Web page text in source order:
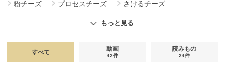
粉チーズ
プロセスチーズ
さけるチーズ
カマンベールチーズ
カッテージチーズ
リコッタチーズ
ブッラータチーズ
パルミジャーノレッジャーノ
パルメザンチーズ
もっと見る
すべて 動画
42件
読みもの
24件